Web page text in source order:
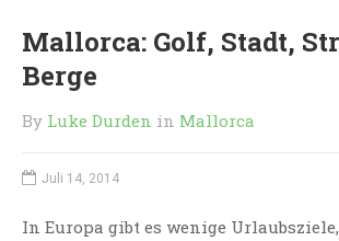
Mallorca: Golf, Stadt,
Berge
By Luke Durden in Mallorca
Juli 14, 2014
In Europa gibt es wenige